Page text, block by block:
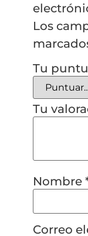
Los
Tu
Tu
Nombre
Correo